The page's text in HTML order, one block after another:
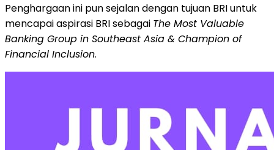
Penghargaan ini pun sejalan dengan tujuan BRI untuk
mencapai aspirasi BRI sebagai The Most Valuable
Banking Group in Southeast Asia & Champion of
Financial Inclusion.